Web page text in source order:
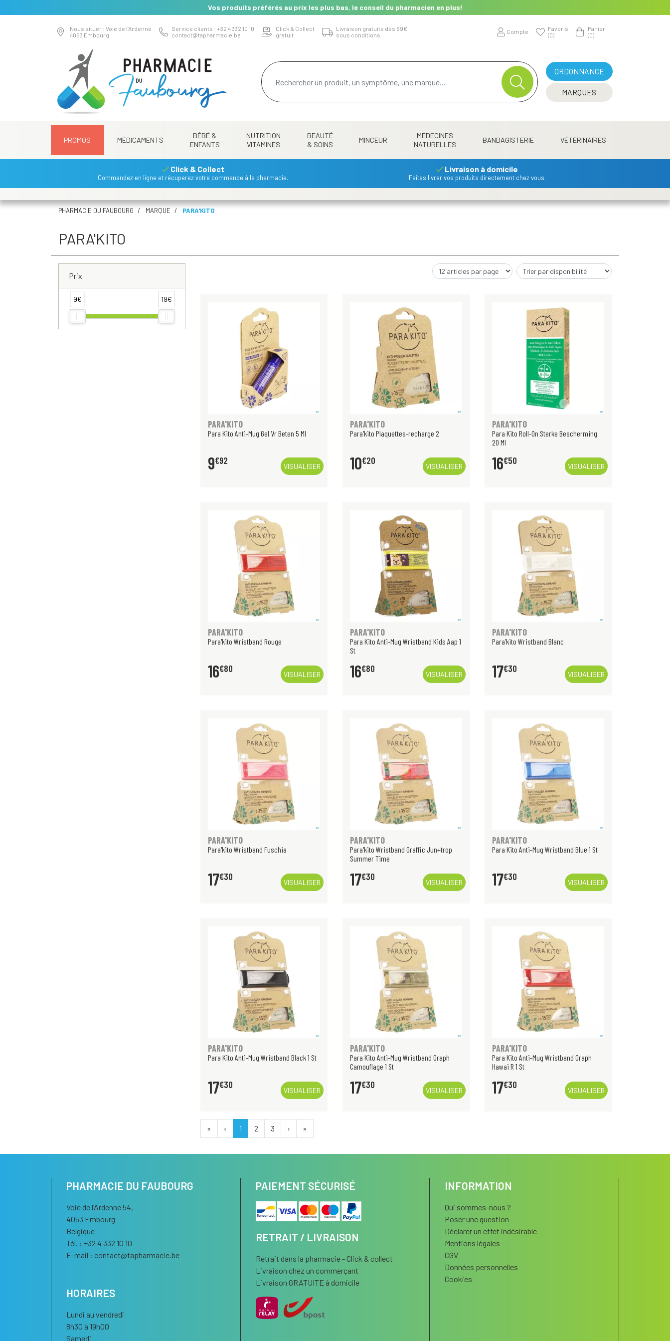
Vos produits préférés au prix les plus bas, le conseil du pharmacien en plus!
Nous situer : Voie de l’Ardenne
4053 Embourg
Service clients : +32 4 332 10 10
contact@tapharmacie.be
Click & Collect
gratuit
Livraison gratuite dès 69€
sous conditions
Compte
Favoris
(0)
Panier
(0)
ORDONNANCE
MARQUES
PROMOS MÉDICAMENTS
BÉBÉ &
ENFANTS
NUTRITION
VITAMINES
BEAUTÉ
& SOINS
MINCEUR
MÉDECINES
NATURELLES
BANDAGISTERIE VÉTÉRINAIRES
Click & Collect
Commandez en ligne et récuperez votre commande à la pharmacie.
Livraison à domicile
Faites livrer vos produits directement chez vous.
PHARMACIE DU FAUBOURG MARQUE PARA'KITO
PARA'KITO
Prix
9€ 19€
PARA'KITO
Para Kito Anti-Mug Gel Vr Beten 5 Ml
9€92
VISUALISER
PARA'KITO
Para'kito Plaquettes-recharge 2
10€20
VISUALISER
PARA'KITO
Para Kito Roll-On Sterke Bescherming
20 Ml
16€50
VISUALISER
PARA'KITO
Para'kito Wristband Rouge
16€80
VISUALISER
PARA'KITO
Para Kito Anti-Mug Wristband Kids Aap 1
St
16€80
VISUALISER
PARA'KITO
Para'kito Wristband Blanc
17€30
VISUALISER
PARA'KITO
Para'kito Wristband Fuschia
17€30
VISUALISER
PARA'KITO
Para'kito Wristband Graffic Jun+trop
Summer Time
17€30
VISUALISER
PARA'KITO
Para Kito Anti-Mug Wristband Blue 1 St
17€30
VISUALISER
PARA'KITO
Para Kito Anti-Mug Wristband Black 1 St
17€30
VISUALISER
PARA'KITO
Para Kito Anti-Mug Wristband Graph
Camouflage 1 St
17€30
VISUALISER
PARA'KITO
Para Kito Anti-Mug Wristband Graph
Hawai R 1 St
17€30
VISUALISER
« ‹ 1 2 3 › »
PHARMACIE DU FAUBOURG
Voie de l’Ardenne 54,
4053 Embourg
Belgique
Tél. : +32 4 332 10 10
E-mail : contact@tapharmacie.be
HORAIRES
Lundi au vendredi
8h30 à 19h00
Samedi
PAIEMENT SÉCURISÉ
RETRAIT / LIVRAISON
Retrait dans la pharmacie - Click & collect
Livraison chez un commerçant
Livraison GRATUITE à domicile
INFORMATION
Qui sommes-nous ?
Poser une question
Déclarer un effet indésirable
Mentions légales
CGV
Données personnelles
Cookies